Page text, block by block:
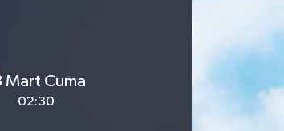
Mart Cuma
02:30